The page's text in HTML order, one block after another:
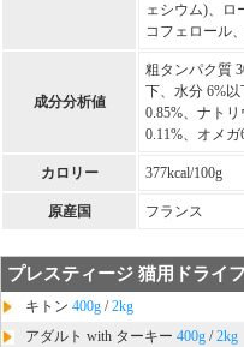
ェシウム)、ロ
コフェロール
成分分析値
粗タンパク質
下、水分 6%
0.85%、ナト
0.11%、オメガ
カロリー 377kcal/100g
原産国 フランス
プレスティージ 猫用ドライ
キトン 400g /2kg
アダルト with ターキー 400g /2kg